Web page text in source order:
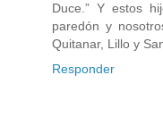
Duce.” Y estos
paredón y
Quitanar, Lillo y
Responder